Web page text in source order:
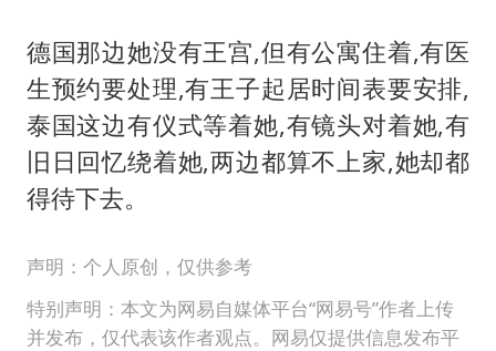
德国那边她没有王宫,但有公寓住着,有医
生预约要处理,有王子起居时间表要安排,
泰国这边有仪式等着她,有镜头对着她,有
旧日回忆绕着她,两边都算不上家,她却都
得待下去。
声明：个人原创，仅供参考
特别声明：本文为网易自媒体平台“网易号”作者上传
并发布，仅代表该作者观点。网易仅提供信息发布平